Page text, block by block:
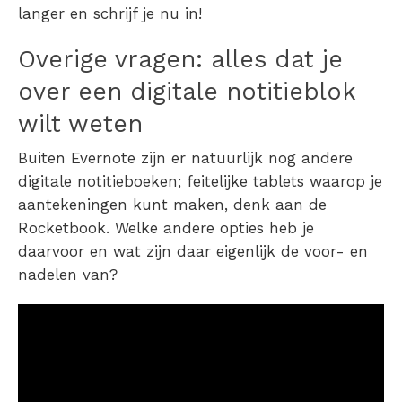
langer en schrijf je nu in!
Overige vragen: alles dat je
over een digitale notitieblok
wilt weten
Buiten Evernote zijn er natuurlijk nog andere
digitale notitieboeken; feitelijke tablets waarop je
aantekeningen kunt maken, denk aan de
Rocketbook. Welke andere opties heb je
daarvoor en wat zijn daar eigenlijk de voor- en
nadelen van?